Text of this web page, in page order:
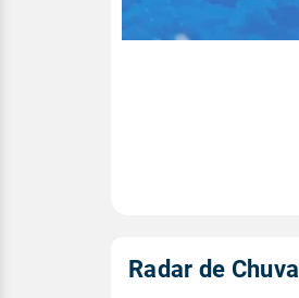
Radar de Chuva